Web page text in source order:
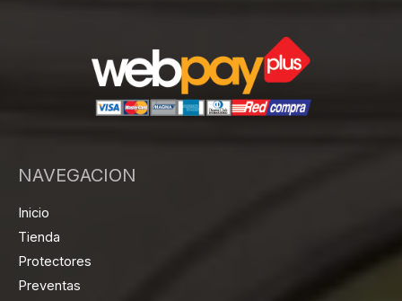
NAVEGACION
Inicio
Tienda
Protectores
Preventas